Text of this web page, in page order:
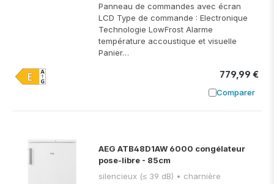
Panneau de commandes avec écran
LCD Type de commande : Electronique
Technologie LowFrost Alarme
température accoustique et visuelle
Panier…
779,99 €
Comparer
Ajouter à
AEG ATB48D1AW 6000 congélateur
pose-libre - 85cm
silencieux (≤ 39 dB) • charnière